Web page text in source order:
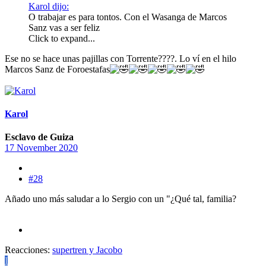
Karol dijo:
O trabajar es para tontos. Con el Wasanga de Marcos
Sanz vas a ser feliz
Click to expand...
Ese no se hace unas pajillas con Torrente????. Lo ví en el hilo
Marcos Sanz de Foroestafas
Karol
Esclavo de Guiza
17 November 2020
#28
Añado uno más saludar a lo Sergio con un "¿Qué tal, familia?
Reacciones: supertren y Jacobo
I